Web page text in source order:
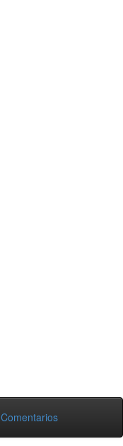
Comentarios